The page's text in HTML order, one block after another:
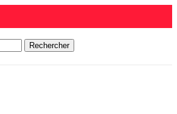
Rechercher